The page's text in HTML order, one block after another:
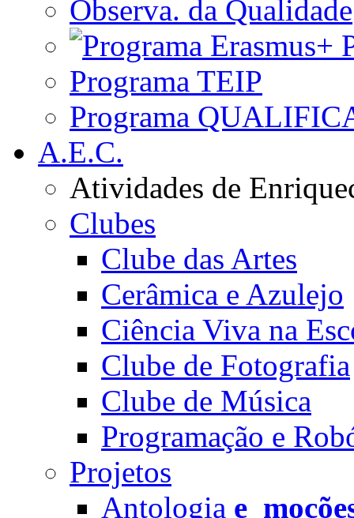
Observa. da Qualidade
Programa TEIP
Programa
A.E.C.
Atividades de
Clubes
Clube das Artes
Cerâmica e Azulejo
Ciência Viva na
Clube de Fotografia
Clube de Música
Programação e
Projetos
Antologia